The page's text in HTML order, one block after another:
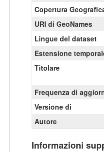
Copertura
URI di GeoNames
Lingue del dataset
Estensione
Titolare
Frequenza di
Versione di
Autore
Informazioni